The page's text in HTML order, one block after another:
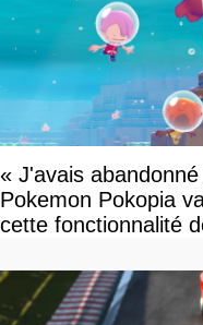
« J'avais
Pokemon Pokopia
cette fonctionnalité